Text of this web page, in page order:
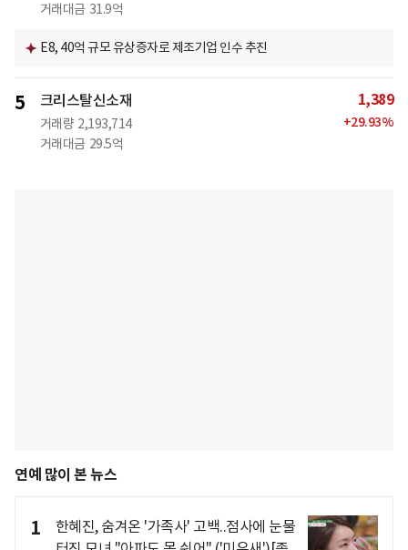
거래대금 31.9억
E8, 40억 규모 유상증자로 제조기업 인수 추진
5 크리스탈신소재
거래량 2,193,714
거래대금 29.5억
1,389
+29.93%
연예 많이 본 뉴스
1
한혜진, 숨겨온 '가족사' 고백..점사에 눈물